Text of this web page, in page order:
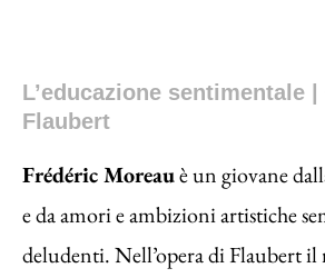
L’educazione sentimentale
Flaubert
Frédéric Moreauè un giovane
e da amori e ambizioni artistiche
deludenti. Nell’opera di Flaubert